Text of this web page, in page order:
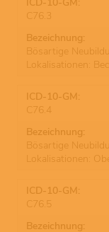
C76.3
Bösartige
Lokalisationen:
C76.4
Bösartige
Lokalisationen:
C76.5